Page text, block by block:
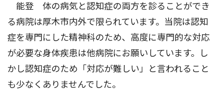
能登 体の病気と認知症の両方を診ることができ
る病院は厚木市内外で限られています。当院は認知
症を専門にした精神科のため、高度に専門的な対応
が必要な身体疾患は他病院にお願いしています。し
かし認知症のため「対応が難しい」と言われること
も少なくありませんでした。